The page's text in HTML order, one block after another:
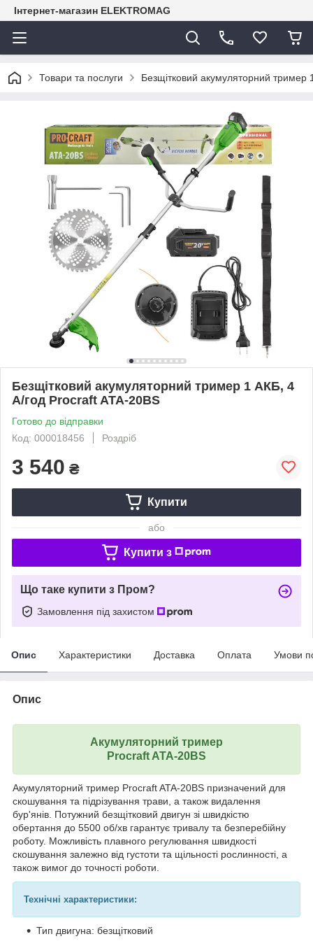
Інтернет-магазин ELEKTROMAG
Товари та послуги Безщітковий акумуляторний
Безщітковий акумуляторний тример 1 АКБ, 4
А/год Procraft ATA-20BS
Готово до відправки
Код: 000018456
Роздріб
3 540 ₴
Купити
або
Купити з
Що таке купити з Пром?
Замовлення під захистом
Опис Характеристики Доставка Оплата Умови
Опис
Акумуляторний тример
Procraft ATA-20BS
Акумуляторний тример Procraft ATA-20BS призначений для
скошування та підрізування трави, а також видалення
бур'янів. Потужний безщітковий двигун зі швидкістю
обертання до 5500 об/хв гарантує тривалу та безперебійну
роботу. Можливість плавного регулювання швидкості
скошування залежно від густоти та щільності рослинності, а
також вимог до точності роботи.
Технічні характеристики:
Тип двигуна: безщітковий